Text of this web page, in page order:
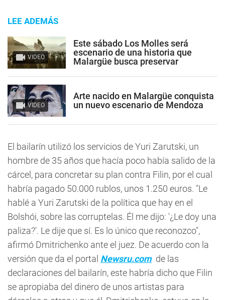
LEE ADEMÁS
VIDEO
Este sábado Los Molles será
escenario de una historia que
Malargüe busca preservar
VIDEO
Arte nacido en Malargüe conquista
un nuevo escenario de Mendoza
El bailarín utilizó los servicios de Yuri Zarutski, un
hombre de 35 años que hacía poco había salido de la
cárcel, para concretar su plan contra Filin, por el cual
habría pagado 50.000 rublos, unos 1.250 euros. "Le
hablé a Yuri Zarutski de la política que hay en el
Bolshói, sobre las corruptelas. Él me dijo: '¿Le doy una
paliza?'. Le dije que sí. Es lo único que reconozco",
afirmó Dmitrichenko ante el juez. De acuerdo con la
versión que da el portal Newsru.comde las
declaraciones del bailarín, este habría dicho que Filin
se apropiaba del dinero de unos artistas para